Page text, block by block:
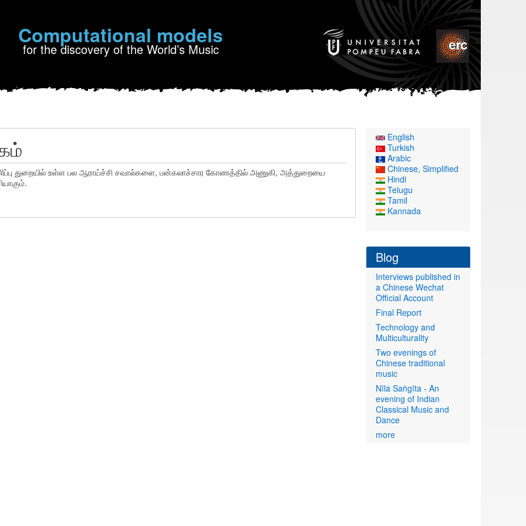
Computational models
for the discovery of the World’s Music
துறையில் உள்ள பல ஆராய்ச்சி சவால்களை, பன்கலாச்சார கோணத்தில் அணுகி, அத்துறையை
English
Turkish
Arabic
Chinese, Simplified
Hindi
Telugu
Tamil
Kannada
Blog
Interviews published in
a Chinese Wechat
Official Account
Final Report
Technology and
Multiculturality
Two evenings of
Chinese traditional
music
Nīla Saṅgīta - An
evening of Indian
Classical Music and
Dance
more